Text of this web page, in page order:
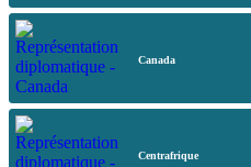
Canada
Centrafrique